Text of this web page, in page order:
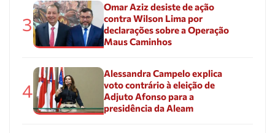
3
Omar Aziz desiste de ação
contra Wilson Lima por
declarações sobre a Operação
Maus Caminhos
4
Alessandra Campelo explica
voto contrário à eleição de
Adjuto Afonso para a
presidência da Aleam